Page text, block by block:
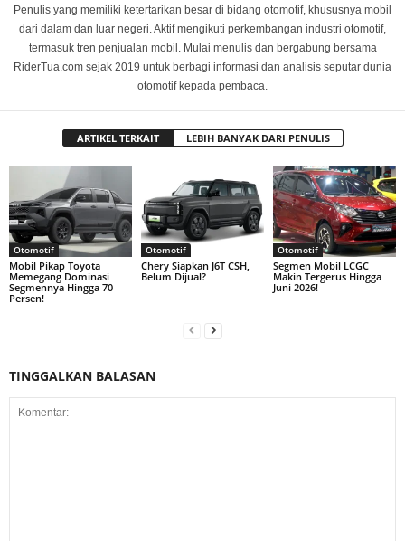
Penulis yang memiliki ketertarikan besar di bidang otomotif, khususnya mobil
dari dalam dan luar negeri. Aktif mengikuti perkembangan industri otomotif,
termasuk tren penjualan mobil. Mulai menulis dan bergabung bersama
RiderTua.com sejak 2019 untuk berbagi informasi dan analisis seputar dunia
otomotif kepada pembaca.
ARTIKEL TERKAIT LEBIH BANYAK DARI PENULIS
Otomotif
Mobil Pikap Toyota
Memegang Dominasi
Segmennya Hingga 70
Persen!
Otomotif
Chery Siapkan J6T CSH,
Belum Dijual?
Otomotif
Segmen Mobil LCGC
Makin Tergerus Hingga
Juni 2026!
TINGGALKAN BALASAN